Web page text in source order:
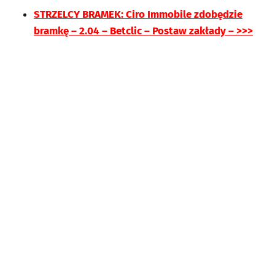
STRZELCY BRAMEK: Ciro Immobile zdobędzie
bramkę – 2.04 – Betclic – Postaw zakłady – >>>